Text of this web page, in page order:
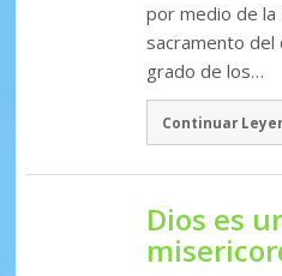
por medio de la
sacramento del
grado de los…
Continuar
Dios es